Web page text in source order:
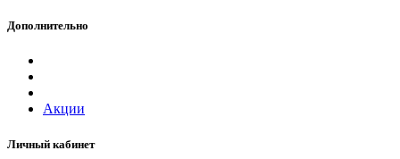
Дополнительно
Акции
Личный кабинет